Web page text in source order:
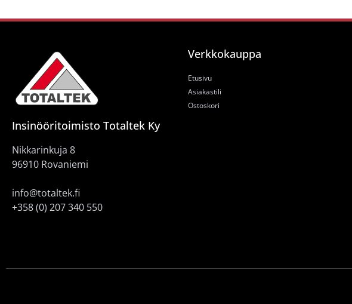
Insinööritoimisto Totaltek Ky
Nikkarinkuja 8
96910 Rovaniemi
info@totaltek.fi
+358 (0) 207 340 550
Verkkokauppa
Etusivu
Asiakastili
Ostoskori